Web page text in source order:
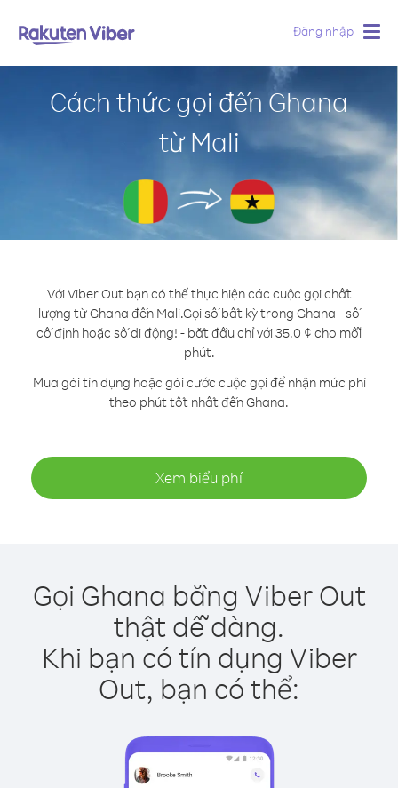
Đăng nhập
Cách thức gọi đến Ghana
từ Mali
Với Viber Out bạn có thể thực hiện các cuộc gọi chất
lượng từ Ghana đến Mali.Gọi số bất kỳ trong Ghana - số
cố định hoặc số di động! - bắt đầu chỉ với 35.0 ¢ cho mỗi
phút.
Mua gói tín dụng hoặc gói cước cuộc gọi để nhận mức phí
theo phút tốt nhất đến Ghana.
Xem biểu phí
Gọi Ghana bằng Viber Out
thật dễ dàng.
Khi bạn có tín dụng Viber
Out, bạn có thể: